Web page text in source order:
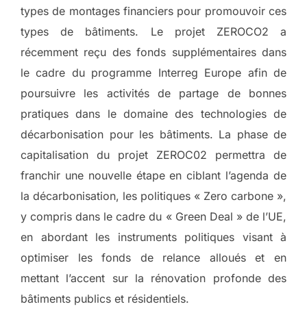
types de montages financiers pour promouvoir ces
types de bâtiments. Le projet ZEROCO2 a
récemment reçu des fonds supplémentaires dans
le cadre du programme Interreg Europe afin de
poursuivre les activités de partage de bonnes
pratiques dans le domaine des technologies de
décarbonisation pour les bâtiments. La phase de
capitalisation du projet ZEROC02 permettra de
franchir une nouvelle étape en ciblant l’agenda de
la décarbonisation, les politiques « Zero carbone »,
y compris dans le cadre du « Green Deal » de l’UE,
en abordant les instruments politiques visant à
optimiser les fonds de relance alloués et en
mettant l’accent sur la rénovation profonde des
bâtiments publics et résidentiels.